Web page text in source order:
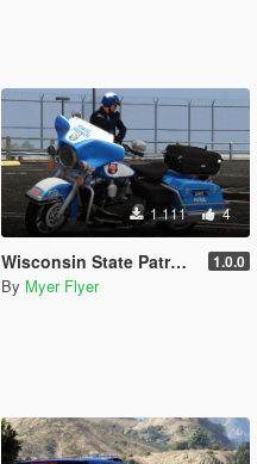
1 111 4
Wisconsin State Patrol Harley Motorcycle 1.0.0
By Myer Flyer